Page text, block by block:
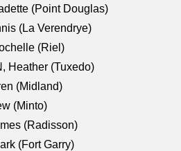
(Point Douglas)
(La Verendrye)
(Riel)
Heather (Tuxedo)
(Midland)
(Minto)
(Radisson)
(Fort Garry)